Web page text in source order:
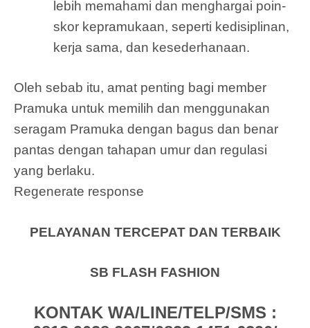
lebih memahami dan menghargai poin-
skor kepramukaan, seperti kedisiplinan,
kerja sama, dan kesederhanaan.
Oleh sebab itu, amat penting bagi member
Pramuka untuk memilih dan menggunakan
seragam Pramuka dengan bagus dan benar
pantas dengan tahapan umur dan regulasi
yang berlaku.
Regenerate response
PELAYANAN TERCEPAT DAN TERBAIK
SB FLASH FASHION
KONTAK WA/LINE/TELP/SMS :